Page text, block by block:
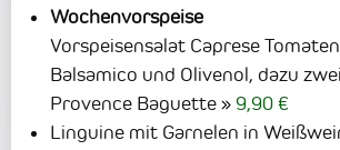
Wochenvorspeise
Vorspeisensalat Caprese
Balsamico und Olivenol, dazu
Provence Baguette
9,90 €
Linguine mit Garnelen in